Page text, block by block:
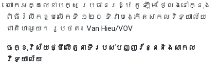
លោក​អគ្គលេខា​បក្ស ប្រធានរដ្ឋ តូ ឡឹម ថ្លែងនៅក្នុង
ពិធីរំលឹកខួបលើកទី ១២០ ទិវាបង្កើតសាកលវិទ្យាល័យ
ជាតិហាណូយ។ រូបថត៖ Van Hieu/VOV
ចក្ខុវិស័យថ្មីលើតួនាទីរបស់បញ្ញាវ័ន្ននិងសាកល
វិទ្យាល័យ